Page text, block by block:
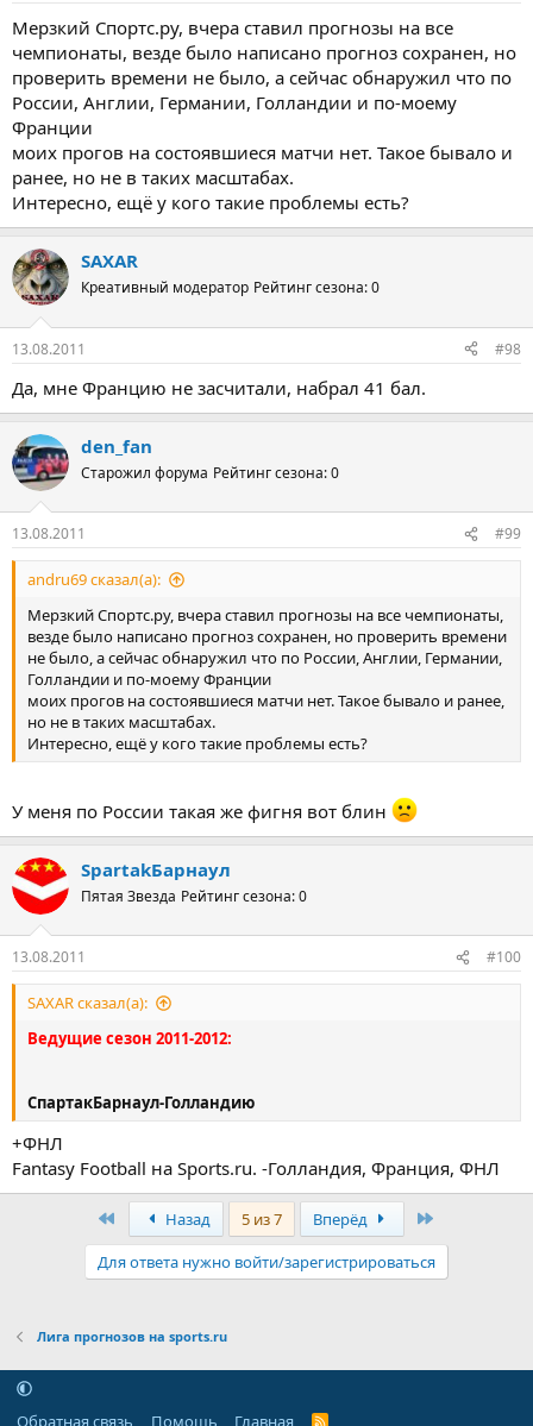
Мерзкий Спортс.ру, вчера ставил прогнозы на все
чемпионаты, везде было написано прогноз сохранен, но
проверить времени не было, а сейчас обнаружил что по
России, Англии, Германии, Голландии и по-моему
Франции
моих прогов на состоявшиеся матчи нет. Такое бывало и
ранее, но не в таких масштабах.
Интересно, ещё у кого такие проблемы есть?
SAXAR
Креативный модератор Рейтинг сезона: 0
13.08.2011 #98
Да, мне Францию не засчитали, набрал 41 бал.
den_fan
Старожил форума Рейтинг сезона: 0
13.08.2011 #99
andru69 сказал(а):
Мерзкий Спортс.ру, вчера ставил прогнозы на все чемпионаты,
везде было написано прогноз сохранен, но проверить времени
не было, а сейчас обнаружил что по России, Англии, Германии,
Голландии и по-моему Франции
моих прогов на состоявшиеся матчи нет. Такое бывало и ранее,
но не в таких масштабах.
Интересно, ещё у кого такие проблемы есть?
У меня по России такая же фигня вот блин
SpartakБарнаул
Пятая Звезда Рейтинг сезона: 0
13.08.2011 #100
SAXAR сказал(а):
Ведущие сезон 2011-2012:
СпартакБарнаул-Голландию
+ФНЛ
Fantasy Football на Sports.ru. -Голландия, Франция, ФНЛ
ПервыйНазад 5 из 7 Вперёд
Для ответа нужно войти/зарегистрироваться
Лига прогнозов на sports.ru
Обратная связь Помощь Главная R